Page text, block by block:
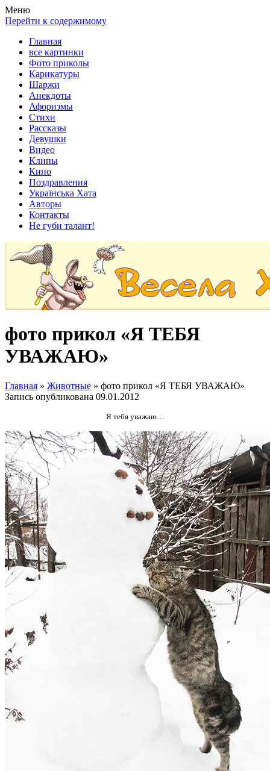
Весела хата — прикольные картинки, смешные истории,
клипы!
Покажем всем ваши фото приколы, карикатуры, шаржи, стихи,
рассказы, видео и песни!
Меню
Перейти к содержимому
Главная
все картинки
Фото приколы
Карикатуры
Шаржи
Анекдоты
Афоризмы
Стихи
Рассказы
Девушки
Видео
Клипы
Кино
Поздравления
Українська Хата
Авторы
Контакты
Не губи талант!
фото прикол «Я ТЕБЯ
УВАЖАЮ»
Главная » Животные » фото прикол «Я ТЕБЯ УВАЖАЮ»
Запись опубликована 09.01.2012
Я тебя уважаю…